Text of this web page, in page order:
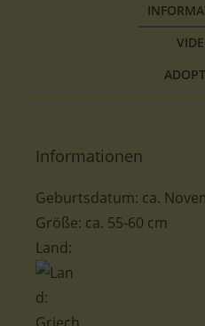
Informationen
Geburtsdatum: ca.
Größe: ca. 55-60 cm
Land: